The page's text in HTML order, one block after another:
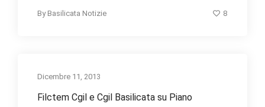
By Basilicata Notizie 8
Dicembre 11, 2013
Filctem Cgil e Cgil Basilicata su Piano